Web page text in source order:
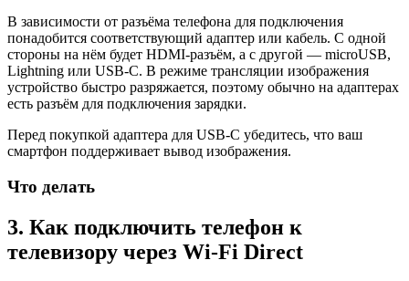
В зависимости от разъёма телефона для подключения
понадобится соответствующий адаптер или кабель. С одной
стороны на нём будет HDMI-разъём, а с другой — microUSB,
Lightning или USB-C. В режиме трансляции изображения
устройство быстро разряжается, поэтому обычно на адаптерах
есть разъём для подключения зарядки.
Перед покупкой адаптера для USB-C убедитесь, что ваш
смартфон поддерживает вывод изображения.
Что делать
3. Как подключить телефон к
телевизору через Wi-Fi Direct